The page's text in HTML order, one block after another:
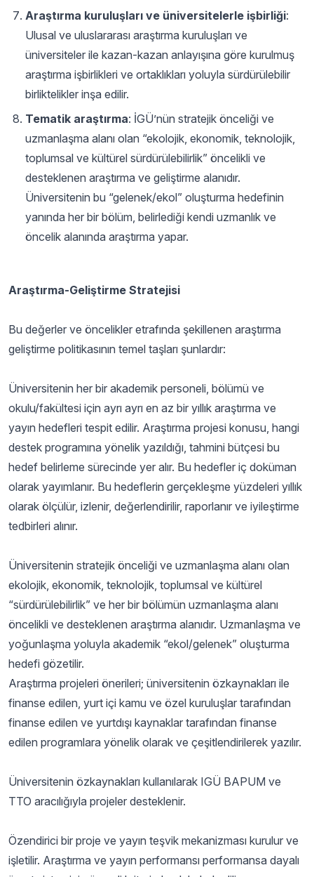
Araştırma kuruluşları ve üniversitelerle işbirliği:
Ulusal ve uluslararası araştırma kuruluşları ve
üniversiteler ile kazan-kazan anlayışına göre kurulmuş
araştırma işbirlikleri ve ortaklıkları yoluyla sürdürülebilir
birliktelikler inşa edilir.
Tematik araştırma: İGÜ’nün stratejik önceliği ve
uzmanlaşma alanı olan “ekolojik, ekonomik, teknolojik,
toplumsal ve kültürel sürdürülebilirlik” öncelikli ve
desteklenen araştırma ve geliştirme alanıdır.
Üniversitenin bu “gelenek/ekol” oluşturma hedefinin
yanında her bir bölüm, belirlediği kendi uzmanlık ve
öncelik alanında araştırma yapar.
Araştırma-Geliştirme Stratejisi
Bu değerler ve öncelikler etrafında şekillenen araştırma
geliştirme politikasının temel taşları şunlardır:
Üniversitenin her bir akademik personeli, bölümü ve
okulu/fakültesi için ayrı ayrı en az bir yıllık araştırma ve
yayın hedefleri tespit edilir. Araştırma projesi konusu, hangi
destek programına yönelik yazıldığı, tahmini bütçesi bu
hedef belirleme sürecinde yer alır. Bu hedefler iç doküman
olarak yayımlanır. Bu hedeflerin gerçekleşme yüzdeleri yıllık
olarak ölçülür, izlenir, değerlendirilir, raporlanır ve iyileştirme
tedbirleri alınır.
Üniversitenin stratejik önceliği ve uzmanlaşma alanı olan
ekolojik, ekonomik, teknolojik, toplumsal ve kültürel
“sürdürülebilirlik” ve her bir bölümün uzmanlaşma alanı
öncelikli ve desteklenen araştırma alanıdır. Uzmanlaşma ve
yoğunlaşma yoluyla akademik “ekol/gelenek” oluşturma
hedefi gözetilir.
Araştırma projeleri önerileri; üniversitenin özkaynakları ile
finanse edilen, yurt içi kamu ve özel kuruluşlar tarafından
finanse edilen ve yurtdışı kaynaklar tarafından finanse
edilen programlara yönelik olarak ve çeşitlendirilerek yazılır.
Üniversitenin özkaynakları kullanılarak IGÜ BAPUM ve
TTO aracılığıyla projeler desteklenir.
Özendirici bir proje ve yayın teşvik mekanizması kurulur ve
işletilir. Araştırma ve yayın performansı performansa dayalı